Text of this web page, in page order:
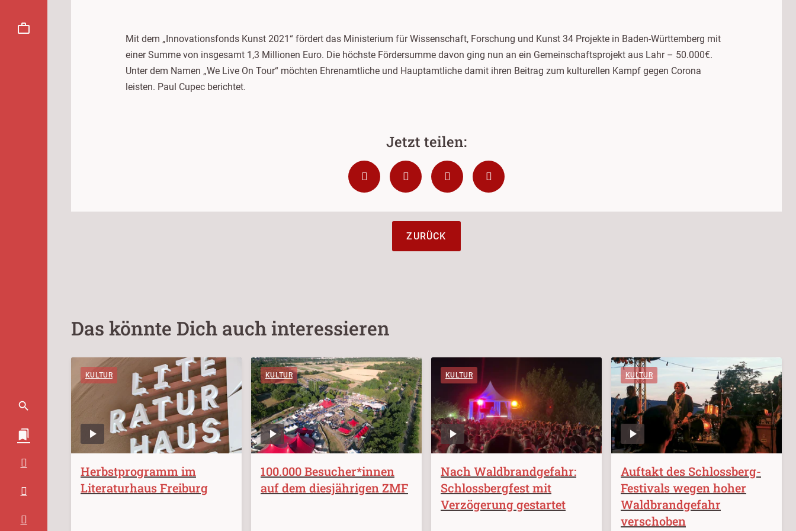
Mit dem „Innovationsfonds Kunst 2021“ fördert das Ministerium für Wissenschaft, Forschung und Kunst 34 Projekte in Baden-Württemberg mit
einer Summe von insgesamt 1,3 Millionen Euro. Die höchste Fördersumme davon ging nun an ein Gemeinschaftsprojekt aus Lahr – 50.000€.
Unter dem Namen „We Live On Tour“ möchten Ehrenamtliche und Hauptamtliche damit ihren Beitrag zum kulturellen Kampf gegen Corona
leisten. Paul Cupec berichtet.
ZURÜCK
Das könnte Dich auch interessieren
KULTUR
Herbstprogramm im
Literaturhaus Freiburg
KULTUR
100.000 Besucher*innen
auf dem diesjährigen ZMF
KULTUR
Nach Waldbrandgefahr:
Schlossbergfest mit
Verzögerung gestartet
KULTUR
Auftakt des Schlossberg-
Festivals wegen hoher
Waldbrandgefahr
verschoben